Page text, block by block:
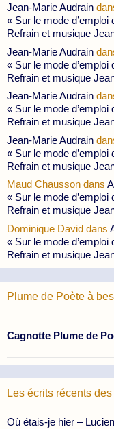
Jean-Marie Audrain
« Sur le mode
Refrain et musique
Jean-Marie Audrain
« Sur le mode
Refrain et musique
Jean-Marie Audrain
« Sur le mode
Refrain et musique
Jean-Marie Audrain
« Sur le mode
Refrain et musique
Maud Chausson dans
« Sur le mode
Refrain et musique
Dominique David dans
« Sur le mode
Refrain et musique
Plume de Poète à
Cagnotte Plume de
Les écrits récents
Où étais-je hier –